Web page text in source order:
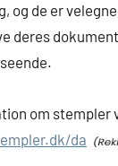
og de er
deres
om stempler
da